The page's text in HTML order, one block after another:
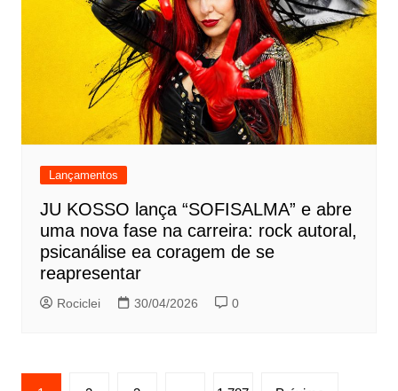
Lançamentos
JU KOSSO lança “SOFISALMA” e abre
uma nova fase na carreira: rock autoral,
psicanálise ea coragem de se
reapresentar
Rociclei 30/04/2026 0
Paginação